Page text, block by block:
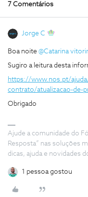
7 Comentários
Jorge C
Boa noite @Catarina
Sugiro a leitura desta
https://www.nos.pt/
contrato/atualizacao-de-
Obrigado
Ajude a comunidade do
Resposta” nas soluções
dicas, ajuda e novidades
1 pessoa gostou